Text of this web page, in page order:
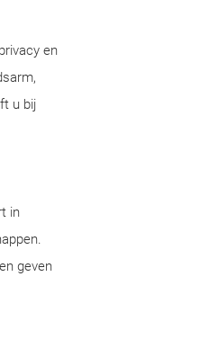
en
u bij
in
geven